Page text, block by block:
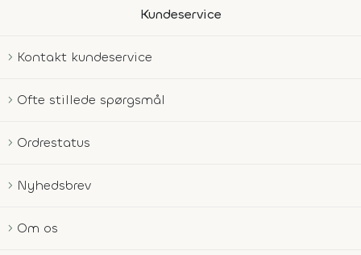
Kundeservice
Kontakt kundeservice
Ofte stillede spørgsmål
Ordrestatus
Nyhedsbrev
Om os